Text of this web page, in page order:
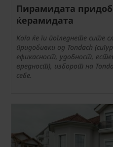
Пирамидата
ќерамидата
Кога ќе ги погледнете сите
придобивки од Tondach
ефикасност, удобност,
вредност), изборот на
себе.